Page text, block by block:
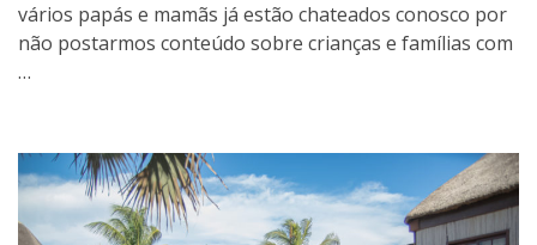
vários papás e mamãs já estão chateados conosco por
não postarmos conteúdo sobre crianças e famílias com
…